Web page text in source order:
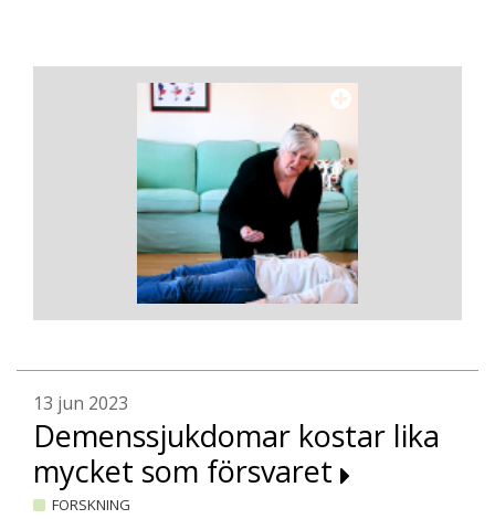
13 jun 2023
Demenssjukdomar kostar lika
mycket som försvaret
FORSKNING